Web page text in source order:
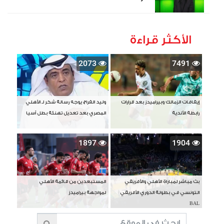
الأكثر قراءة
7491
إيقافات الزمالك وبيراميدز بعد قرارات
رابطة الأندية
2073
وليد الفراج يوجه رسالة شكر لـ الأهلي
المصري بعد تعديل تهنئة بطل آسيا
1904
بث مباشر لمباراة الأهلي والأفريقي
التونسي في بطولة الدوري الأفريقي
BAL
1897
المستبعدين من قائمة الأهلي
لمواجهة بيراميدز